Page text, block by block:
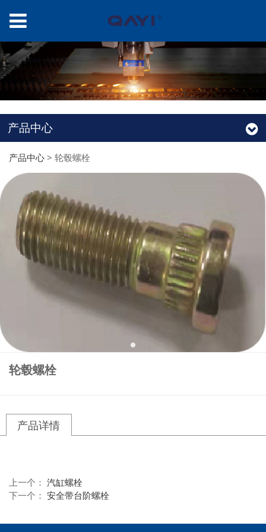
产品中心
产品中心 >轮毂螺栓
轮毂螺栓
产品详情
上一个：汽缸螺栓
下一个：安全带台阶螺栓